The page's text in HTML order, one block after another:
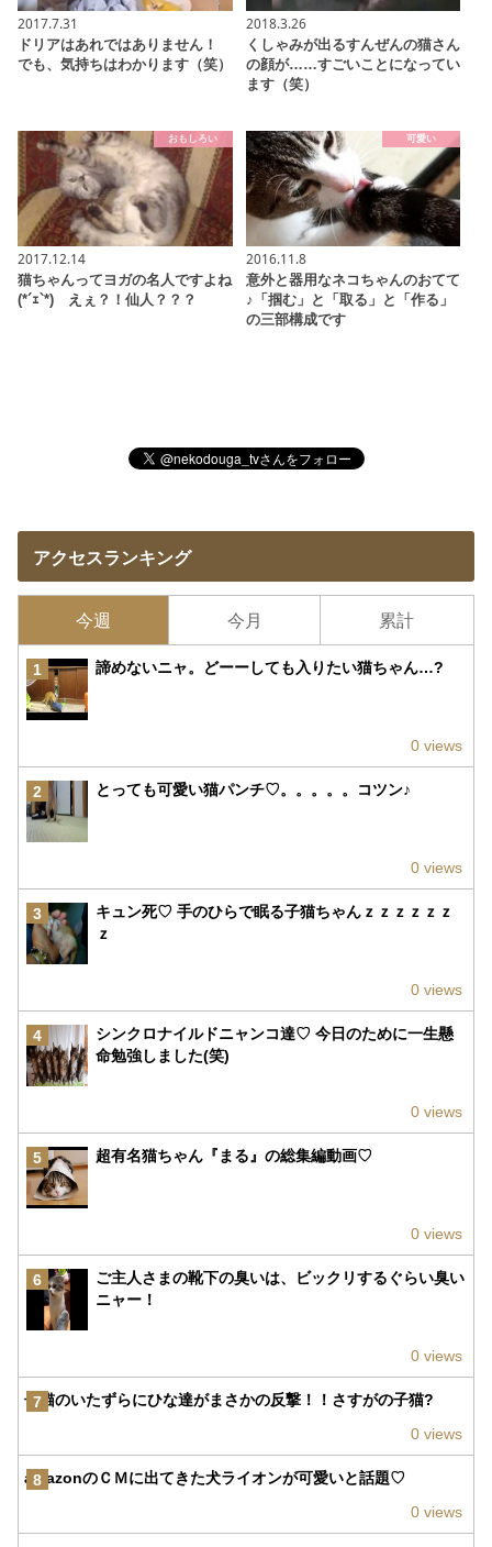
2017.7.31
ドリアはあれではありません！
でも、気持ちはわかります（笑）
2018.3.26
くしゃみが出るすんぜんの猫さん
の顔が……すごいことになってい
ます（笑）
おもしろい
2017.12.14
猫ちゃんってヨガの名人ですよね
(*´ｪ`*) えぇ？！仙人？？？
可愛い
2016.11.8
意外と器用なネコちゃんのおてて
♪「掴む」と「取る」と「作る」
の三部構成です
アクセスランキング
今週 今月 累計
1 諦めないニャ。どーーしても入りたい猫ちゃん…?
0 views
2 とっても可愛い猫パンチ♡。。。。。コツン♪
0 views
3
キュン死♡ 手のひらで眠る子猫ちゃんｚｚｚｚｚｚ
ｚ
0 views
4
シンクロナイルドニャンコ達♡ 今日のために一生懸
命勉強しました(笑)
0 views
5 超有名猫ちゃん『まる』の総集編動画♡
0 views
6
ご主人さまの靴下の臭いは、ビックリするぐらい臭い
ニャー！
0 views
7
子猫のいたずらにひな達がまさかの反撃！！さすがの子猫?
0 views
8
amazonのＣＭに出てきた犬ライオンが可愛いと話題♡
0 views